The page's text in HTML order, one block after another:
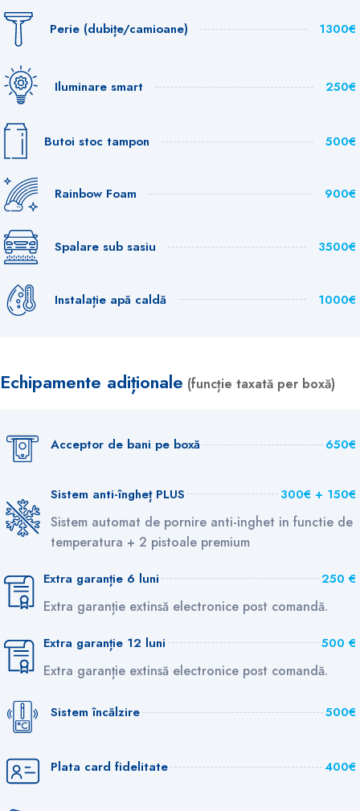
Perie (dubițe/camioane) 1300€
Iluminare smart 250€
Butoi stoc tampon 500€
Rainbow Foam 900€
Spalare sub sasiu 3500€
Instalație apă caldă 1000€
Echipamente adiționale (funcție taxată per boxă)
Acceptor de bani pe boxă 650€
Sistem anti-îngheț PLUS 300€ + 150€
Sistem automat de pornire anti-inghet in functie de
temperatura + 2 pistoale premium
Extra garanție 6 luni 250 €
Extra garanție extinsă electronice post comandă.
Extra garanție 12 luni 500 €
Extra garanție extinsă electronice post comandă.
Sistem încălzire 500€
Plata card fidelitate 400€